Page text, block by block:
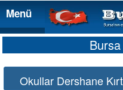
Menü
Menü
Okullar Dershane